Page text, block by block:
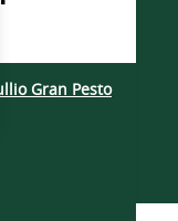
Gran Pesto